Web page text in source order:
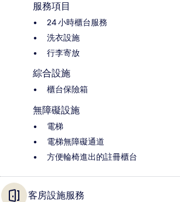
服務項目
24 小時櫃台服務
洗衣設施
行李寄放
綜合設施
櫃台保險箱
無障礙設施
電梯
電梯無障礙通道
方便輪椅進出的註冊櫃台
客房設施服務